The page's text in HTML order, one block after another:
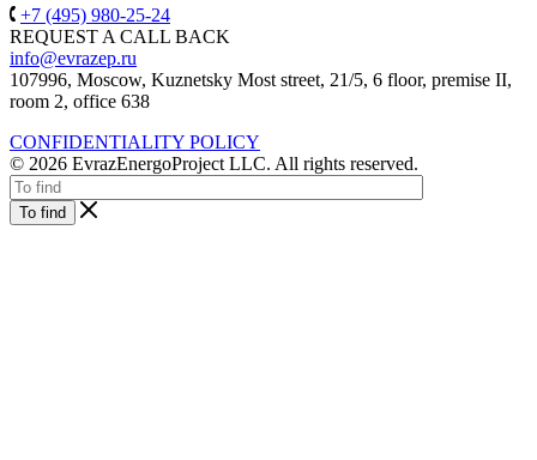
+7 (495) 980-25-24
REQUEST A CALL BACK
info@evrazep.ru
107996, Moscow, Kuznetsky Most street, 21/5, 6 floor, premise II,
room 2, office 638
CONFIDENTIALITY POLICY
© 2026 EvrazEnergoProject LLC. All rights reserved.
To find